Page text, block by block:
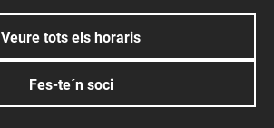
Veure tots els horaris
Fes-te´n soci